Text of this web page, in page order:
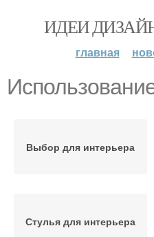
ИДЕИ
главная
Выбор для интерьера
Стулья для интерьера